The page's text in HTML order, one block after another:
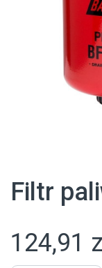
Filtr
124,91